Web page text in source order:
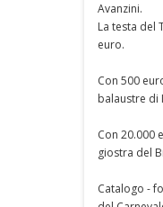
Avanzini.
La testa del
euro.
Con 500
balaustre di
Con 20.000
giostra del
Catalogo -